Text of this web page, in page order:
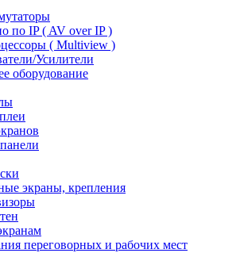
по IP ( AV over IP )
( Multiview )
Усилители
оборудование
экраны, крепления
переговорных и рабочих мест